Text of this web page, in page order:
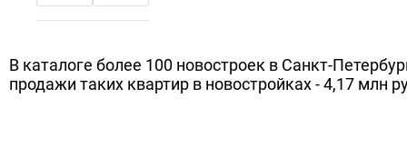
В каталоге более 100 новостроек в Санкт-
продажи таких квартир в новостройках - 4,17 млн